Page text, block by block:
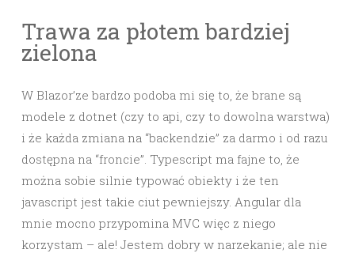
Trawa za płotem bardziej
zielona
W Blazor’ze bardzo podoba mi się to, że brane są
modele z dotnet (czy to api, czy to dowolna warstwa)
i że każda zmiana na “backendzie” za darmo i od razu
dostępna na “froncie”. Typescript ma fajne to, że
można sobie silnie typować obiekty i że ten
javascript jest takie ciut pewniejszy. Angular dla
mnie mocno przypomina MVC więc z niego
korzystam – ale! Jestem dobry w narzekanie; ale nie